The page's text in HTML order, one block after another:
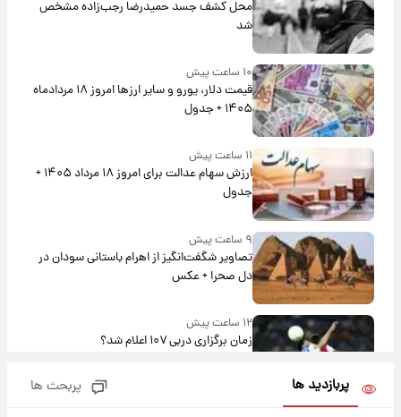
محل کشف جسد حمیدرضا رجب‌زاده مشخص
شد
۱۰ ساعت پیش
قیمت دلار، یورو و سایر ارزها امروز ۱۸ مردادماه
۱۴۰۵ + جدول
۱۱ ساعت پیش
ارزش سهام عدالت برای امروز ۱۸ مرداد ۱۴۰۵ +
جدول
۹ ساعت پیش
تصاویر شگفت‌انگیز از اهرام باستانی سودان در
دل صحرا + عکس
۱۲ ساعت پیش
زمان برگزاری دربی ۱۰۷ اعلام شد؟
پربازدید ها پربحث ها